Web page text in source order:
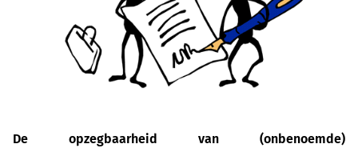
De opzegbaarheid van (onbenoemde)